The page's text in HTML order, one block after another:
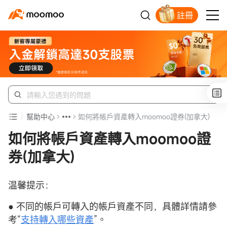
註冊
幫助中心 如何將帳戶資產轉入moomoo證券(加拿大)
如何將帳戶資產轉入moomoo證
券(加拿大)
温馨提示：
● 不同的帳戶可轉入的帳戶資產不同，具體詳情請參
考“支持轉入哪些資產”。